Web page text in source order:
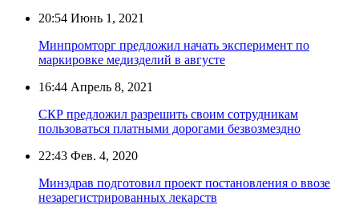
20:54 Июнь 1, 2021
Минпромторг предложил начать эксперимент по
маркировке медизделий в августе
16:44 Апрель 8, 2021
СКР предложил разрешить своим сотрудникам
пользоваться платными дорогами безвозмездно
22:43 Фев. 4, 2020
Минздрав подготовил проект постановления о ввозе
незарегистрированных лекарств